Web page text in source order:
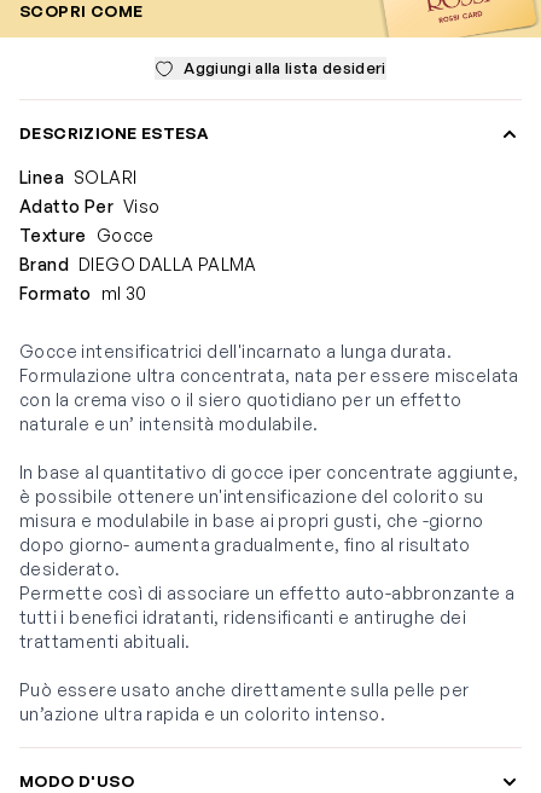
SCOPRI COME
Aggiungi alla lista desideri
DESCRIZIONE ESTESA
Linea SOLARI
Adatto Per Viso
Texture
Gocce
Brand DIEGO DALLA PALMA
Formato
ml 30
Gocce intensificatrici dell'incarnato a lunga durata.
Formulazione ultra concentrata, nata per essere miscelata
con la crema viso o il siero quotidiano per un effetto
naturale e un’ intensità modulabile.
In base al quantitativo di gocce iper concentrate aggiunte,
è possibile ottenere un'intensificazione del colorito su
misura e modulabile in base ai propri gusti, che -giorno
dopo giorno- aumenta gradualmente, fino al risultato
desiderato.
Permette così di associare un effetto auto-abbronzante a
tutti i benefici idratanti, ridensificanti e antirughe dei
trattamenti abituali.
Può essere usato anche direttamente sulla pelle per
un’azione ultra rapida e un colorito intenso.
MODO D'USO